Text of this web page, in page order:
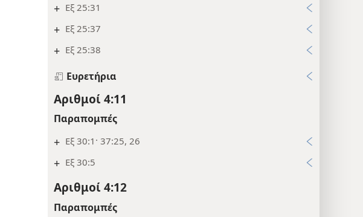
+ Εξ 25:31
+ Εξ 25:37
+ Εξ 25:38
Ευρετήρια
Αριθμοί 4:11
Παραπομπές
+ Εξ 30:1· 37:25, 26
+ Εξ 30:5
Αριθμοί 4:12
Παραπομπές